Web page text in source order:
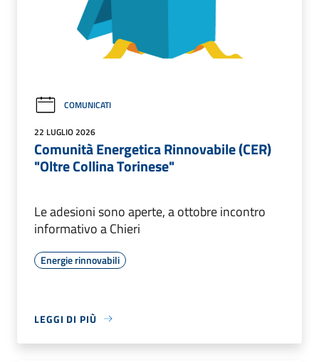
COMUNICATI
22 LUGLIO 2026
Comunità Energetica Rinnovabile (CER)
"Oltre Collina Torinese"
Le adesioni sono aperte, a ottobre incontro
informativo a Chieri
Energie rinnovabili
LEGGI DI PIÙ